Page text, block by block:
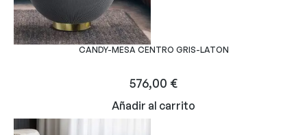
CANDY-MESA CENTRO GRIS-LATON
576,00 €
Añadir al carrito